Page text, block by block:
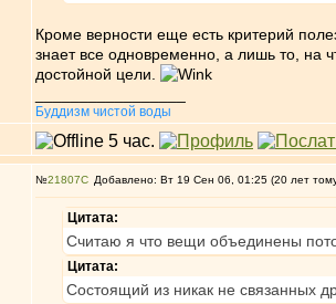
Кроме верности еще есть критерий
знает все одновременно, а лишь то, на
достойной цели.
Буддизм чистой воды
№21807 Добавлено: Вт 19 Сен 06, 01:25 (20 лет
Цитата:
Считаю я что вещи объединены
Цитата:
Состоящий из никак не связанных